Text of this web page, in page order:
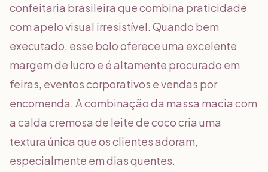
confeitaria brasileira que combina praticidade
com apelo visual irresistível. Quando bem
executado, esse bolo oferece uma excelente
margem de lucro e é altamente procurado em
feiras, eventos corporativos e vendas por
encomenda. A combinação da massa macia com
a calda cremosa de leite de coco cria uma
textura única que os clientes adoram,
especialmente em dias quentes.